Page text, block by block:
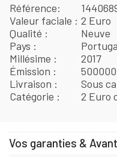
Référence
Valeur faciale
2 Euro
Qualité
Neuve
Pays
Millésime
2017
Émission
Livraison
Sous
Catégorie
2 Euro
Vos garanties &